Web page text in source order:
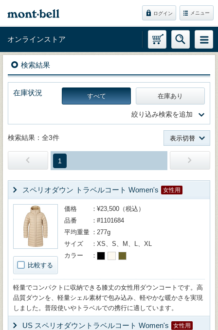
ログイン メニュー
オンラインストア
検索結果
在庫状況 すべて 在庫あり
絞り込み検索を追加
検索結果：全3件 表示切替
1
スペリオダウン トラベルコート Women's 女性用
比較する
価格
¥23,500（税込）
品番
#1101684
平均重量
277g
サイズ
XS、S、M、L、XL
カラー
軽量でコンパクトに収納できる膝丈の女性用ダウンコートです。高
品質ダウンを、軽量シェル素材で包み込み、軽やかな暖かさを実現
しました。普段使いやトラベルでの携行に適しています。
US スペリオダウントラベルコート Women's 女性用